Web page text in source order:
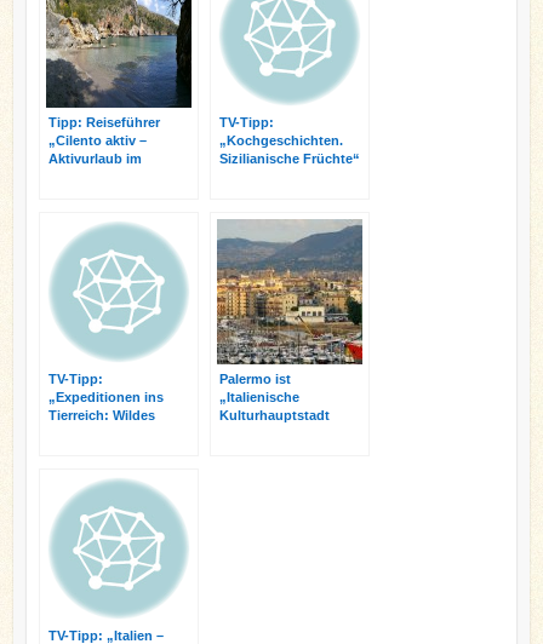
k
s
t
n
Tipp: Reiseführer
„Cilento aktiv –
Aktivurlaub im
TV-Tipp:
„Kochgeschichten.
Sizilianische Früchte“
TV-Tipp:
„Expeditionen ins
Tierreich: Wildes
Palermo ist
„Italienische
Kulturhauptstadt
TV-Tipp: „Italien –